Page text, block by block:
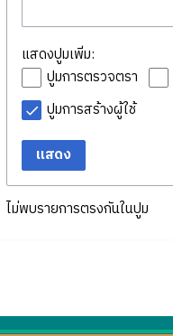
แสดงปูมเพิ่ม:
ปูมการตรวจตรา
ปูมการสร้างผู้ใช้
แสดง
ไม่พบรายการตรงกันในปูม